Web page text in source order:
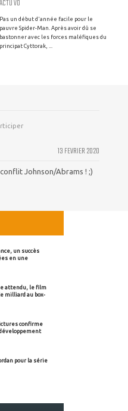
ACTU VO
Pas un début d'année facile pour le
pauvre Spider-Man. Après avoir dû se
bastonner avec les forces maléfiques du
principat Cyttorak, ...
13 FEVRIER 2020
Johnson/Abrams ! ;)
un succès
en une
attendu, le film
milliard au box-
confirme
pour la série